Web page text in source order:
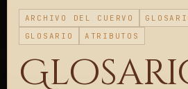
ARCHIVO DEL CUERVO
GLOSARIO
ATRIBUTOS